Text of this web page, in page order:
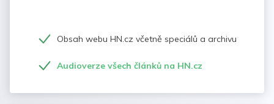
Obsah webu HN.cz včetně speciálů a archivu
Audioverze všech článků na HN.cz